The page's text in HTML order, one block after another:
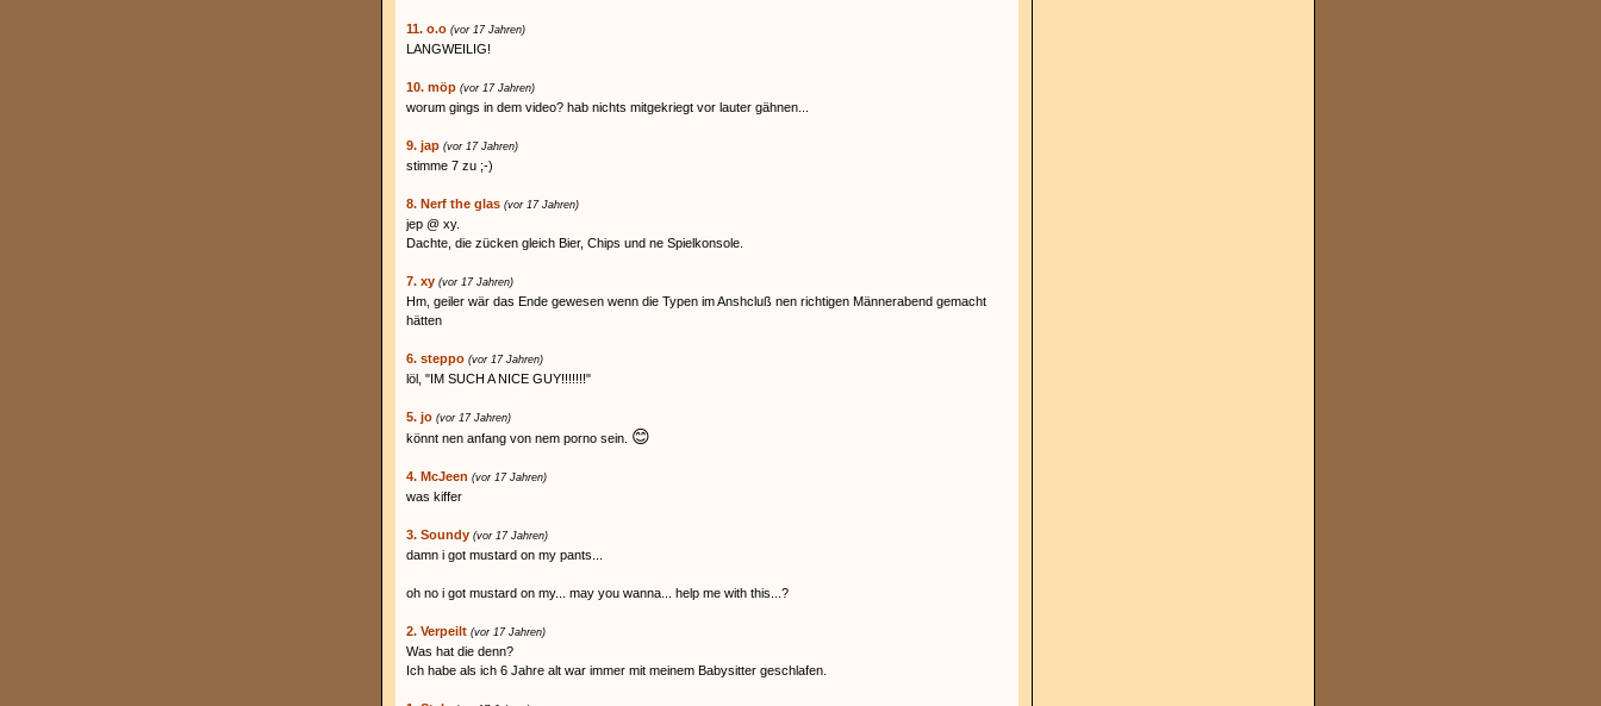
11. o.o (vor 17 Jahren)
LANGWEILIG!
10. möp (vor 17 Jahren)
worum gings in dem video? hab nichts mitgekriegt vor lauter gähnen...
9. jap (vor 17 Jahren)
stimme 7 zu ;-)
8. Nerf the glas (vor 17 Jahren)
jep @ xy.
Dachte, die zücken gleich Bier, Chips und ne Spielkonsole.
7. xy (vor 17 Jahren)
Hm, geiler wär das Ende gewesen wenn die Typen im Anshcluß nen richtigen Männerabend gemacht
hätten
6. steppo (vor 17 Jahren)
löl, "IM SUCH A NICE GUY!!!!!!!"
5. jo (vor 17 Jahren)
könnt nen anfang von nem porno sein. 😊
4. McJeen (vor 17 Jahren)
was kiffer
3. Soundy (vor 17 Jahren)
damn i got mustard on my pants...
oh no i got mustard on my... may you wanna... help me with this...?
2. Verpeilt (vor 17 Jahren)
Was hat die denn?
Ich habe als ich 6 Jahre alt war immer mit meinem Babysitter geschlafen.